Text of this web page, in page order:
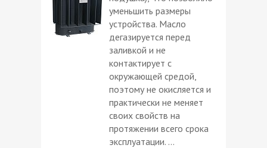
уменьшить размеры
устройства. Масло
дегазируется перед
заливкой и не
контактирует с
окружающей средой,
поэтому не окисляется и
практически не меняет
своих свойств на
протяжении всего срока
эксплуатации. ...